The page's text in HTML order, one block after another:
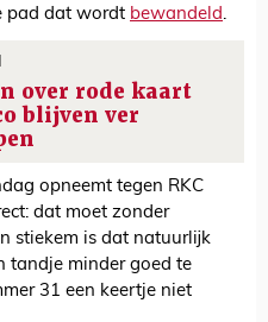
pad dat wordt bewandeld.
over rode kaart
blijven ver
opneemt tegen RKC
dat moet zonder
stiekem is dat natuurlijk
tandje minder goed te
31 een keertje niet